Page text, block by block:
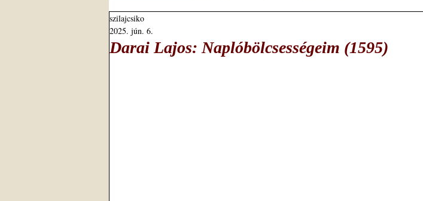
Darai Lajos: Naplóbölcsességeim (1595)
szilajcsiko
2025. jún. 6.